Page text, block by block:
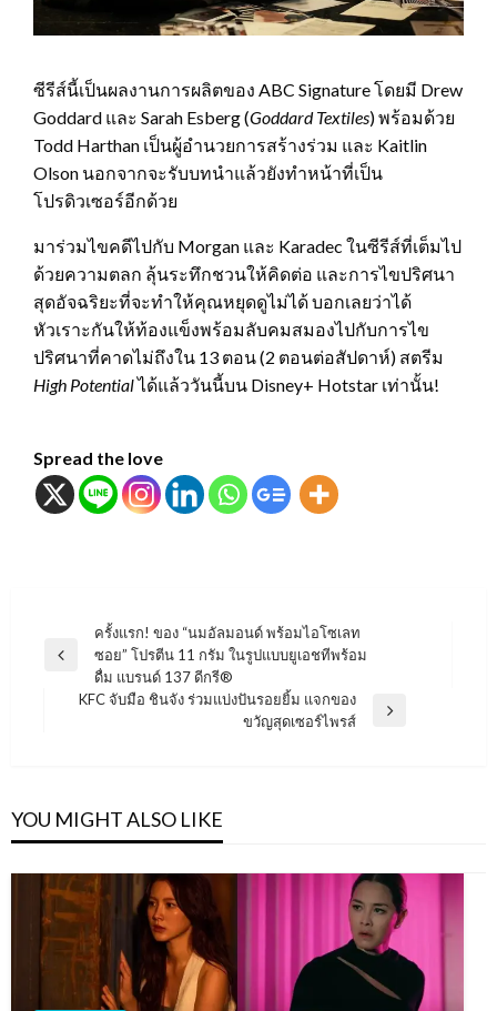
ซีรีส์นี้เป็นผลงานการผลิตของ ABC Signature โดยมี Drew
Goddard และ Sarah Esberg (Goddard Textiles) พร้อมด้วย
Todd Harthan เป็นผู้อำนวยการสร้างร่วม และ Kaitlin
Olson นอกจากจะรับบทนำแล้วยังทำหน้าที่เป็น
โปรดิวเซอร์อีกด้วย
มาร่วมไขคดีไปกับ Morgan และ Karadec ในซีรีส์ที่เต็มไป
ด้วยความตลก ลุ้นระทึกชวนให้คิดต่อ และการไขปริศนา
สุดอัจฉริยะที่จะทำให้คุณหยุดดูไม่ได้ บอกเลยว่าได้
หัวเราะกันให้ท้องแข็งพร้อมลับคมสมองไปกับการไข
ปริศนาที่คาดไม่ถึงใน 13 ตอน (2 ตอนต่อสัปดาห์) สตรีม
High Potentialได้แล้ววันนี้บน Disney+ Hotstar เท่านั้น!
Spread the love
แนะแนว
เรื่อง
Previous
ครั้งแรก! ของ “นมอัลมอนด์ พร้อมไอโซเลท
ซอย” โปรตีน 11 กรัม ในรูปแบบยูเอชทีพร้อม
ดื่ม แบรนด์ 137 ดีกรี®
KFC จับมือ ชินจัง ร่วมแบ่งปันรอยยิ้ม แจกของ
ขวัญสุดเซอร์ไพรส์
YOU MIGHT ALSO LIKE